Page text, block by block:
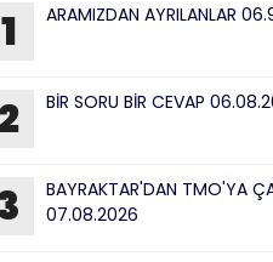
1 ARAMIZDAN AYRILANLAR
BİR SORU BİR CEVAP
BAYRAKTAR'DAN TMO'YA
07.08.2026